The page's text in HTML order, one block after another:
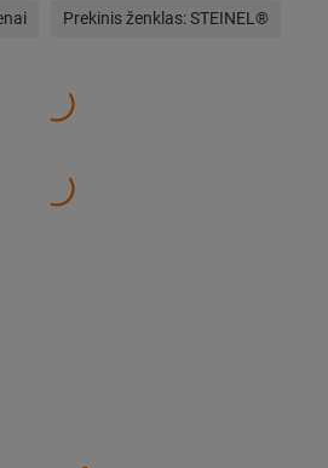
Prekinis ženklas:STEINEL®